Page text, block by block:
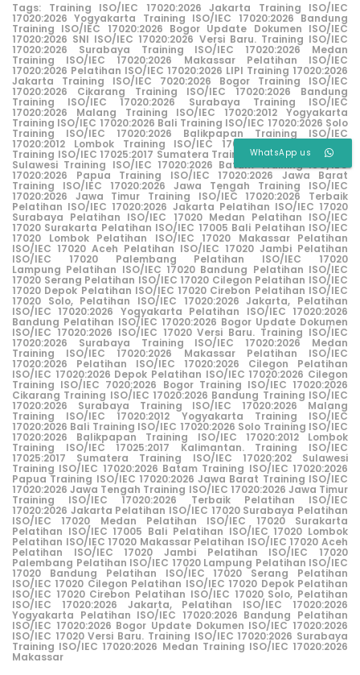
Tags: Training ISO/IEC 17020:2026 Jakarta Training ISO/IEC
17020:2026 Yogyakarta Training ISO/IEC 17020:2026 Bandung
Training ISO/IEC 17020:2026 Bogor Update Dokumen ISO/IEC
17020:2026 SNI ISO/IEC 17020:2026 Versi Baru. Training ISO/IEC
17020:2026 Surabaya Training ISO/IEC 17020:2026 Medan
Training ISO/IEC 17020:2026 Makassar Pelatihan ISO/IEC
17020:2026 Pelatihan ISO/IEC 17020:2026 LIPI Training 17020:2026
Jakarta Training ISO/IEC 7020:2026 Bogor Training ISO/IEC
17020:2026 Cikarang Training ISO/IEC 17020:2026 Bandung
Training ISO/IEC 17020:2026 Surabaya Training ISO/IEC
17020:2026 Malang Training ISO/IEC 17020:2012 Yogyakarta
Training ISO/IEC 17020:2026 Bali Training ISO/IEC 17020:2026 Solo
Training ISO/IEC 17020:2026 Balikpapan Training ISO/IEC
17020:2012 Lombok Training ISO/IEC 17025:2017 Kalimantan.
Training ISO/IEC 17025:2017 Sumatera Training ISO/IEC 17020:202
Sulawesi Training ISO/IEC 17020:2026 Batam Training ISO/IEC
17020:2026 Papua Training ISO/IEC 17020:2026 Jawa Barat
Training ISO/IEC 17020:2026 Jawa Tengah Training ISO/IEC
17020:2026 Jawa Timur Training ISO/IEC 17020:2026 Terbaik
Pelatihan ISO/IEC 17020:2026 Jakarta Pelatihan ISO/IEC 17020
Surabaya Pelatihan ISO/IEC 17020 Medan Pelatihan ISO/IEC
17020 Surakarta Pelatihan ISO/IEC 17005 Bali Pelatihan ISO/IEC
17020 Lombok Pelatihan ISO/IEC 17020 Makassar Pelatihan
ISO/IEC 17020 Aceh Pelatihan ISO/IEC 17020 Jambi Pelatihan
ISO/IEC 17020 Palembang Pelatihan ISO/IEC 17020
Lampung Pelatihan ISO/IEC 17020 Bandung Pelatihan ISO/IEC
17020 Serang Pelatihan ISO/IEC 17020 Cilegon Pelatihan ISO/IEC
17020 Depok Pelatihan ISO/IEC 17020 Cirebon Pelatihan ISO/IEC
17020 Solo, Pelatihan ISO/IEC 17020:2026 Jakarta, Pelatihan
ISO/IEC 17020:2026 Yogyakarta Pelatihan ISO/IEC 17020:2026
Bandung Pelatihan ISO/IEC 17020:2026 Bogor Update Dokumen
ISO/IEC 17020:2026 ISO/IEC 17020 Versi Baru. Training ISO/IEC
17020:2026 Surabaya Training ISO/IEC 17020:2026 Medan
Training ISO/IEC 17020:2026 Makassar Pelatihan ISO/IEC
17020:2026 Pelatihan ISO/IEC 17020:2026 Cilegon Pelatihan
ISO/IEC 17020:2026 Depok Pelatihan ISO/IEC 17020:2026 Cilegon
Training ISO/IEC 7020:2026 Bogor Training ISO/IEC 17020:2026
Cikarang Training ISO/IEC 17020:2026 Bandung Training ISO/IEC
17020:2026 Surabaya Training ISO/IEC 17020:2026 Malang
Training ISO/IEC 17020:2012 Yogyakarta Training ISO/IEC
17020:2026 Bali Training ISO/IEC 17020:2026 Solo Training ISO/IEC
17020:2026 Balikpapan Training ISO/IEC 17020:2012 Lombok
Training ISO/IEC 17025:2017 Kalimantan. Training ISO/IEC
17025:2017 Sumatera Training ISO/IEC 17020:202 Sulawesi
Training ISO/IEC 17020:2026 Batam Training ISO/IEC 17020:2026
Papua Training ISO/IEC 17020:2026 Jawa Barat Training ISO/IEC
17020:2026 Jawa Tengah Training ISO/IEC 17020:2026 Jawa Timur
Training ISO/IEC 17020:2026 Terbaik Pelatihan ISO/IEC
17020:2026 Jakarta Pelatihan ISO/IEC 17020 Surabaya Pelatihan
ISO/IEC 17020 Medan Pelatihan ISO/IEC 17020 Surakarta
Pelatihan ISO/IEC 17005 Bali Pelatihan ISO/IEC 17020 Lombok
Pelatihan ISO/IEC 17020 Makassar Pelatihan ISO/IEC 17020 Aceh
Pelatihan ISO/IEC 17020 Jambi Pelatihan ISO/IEC 17020
Palembang Pelatihan ISO/IEC 17020 Lampung Pelatihan ISO/IEC
17020 Bandung Pelatihan ISO/IEC 17020 Serang Pelatihan
ISO/IEC 17020 Cilegon Pelatihan ISO/IEC 17020 Depok Pelatihan
ISO/IEC 17020 Cirebon Pelatihan ISO/IEC 17020 Solo, Pelatihan
ISO/IEC 17020:2026 Jakarta, Pelatihan ISO/IEC 17020:2026
Yogyakarta Pelatihan ISO/IEC 17020:2026 Bandung Pelatihan
ISO/IEC 17020:2026 Bogor Update Dokumen ISO/IEC 17020:2026
ISO/IEC 17020 Versi Baru. Training ISO/IEC 17020:2026 Surabaya
Training ISO/IEC 17020:2026 Medan Training ISO/IEC 17020:2026
Makassar
WhatsApp us